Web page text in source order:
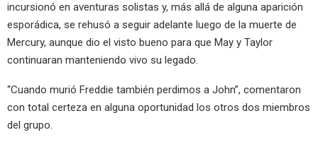
incursionó en aventuras solistas y, más allá de alguna aparición
esporádica, se rehusó a seguir adelante luego de la muerte de
Mercury, aunque dio el visto bueno para que May y Taylor
continuaran manteniendo vivo su legado.
“Cuando murió Freddie también perdimos a John”, comentaron
con total certeza en alguna oportunidad los otros dos miembros
del grupo.